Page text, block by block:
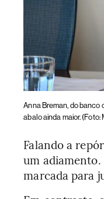
Anna Breman, do banco
abalo ainda maior.
Falando a
um
marcada para